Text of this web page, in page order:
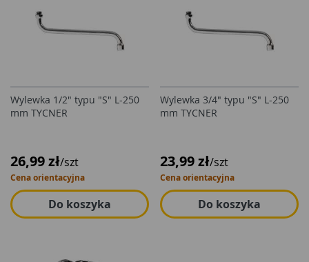
Wylewka 1/2" typu "S" L-250
mm TYCNER
26,99 zł/szt
Cena orientacyjna
Do koszyka
Wylewka 3/4" typu "S" L-250
mm TYCNER
23,99 zł/szt
Cena orientacyjna
Do koszyka